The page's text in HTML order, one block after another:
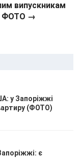
випускникам
ФОТО →
у Запоріжжі
(ФОТО)
є